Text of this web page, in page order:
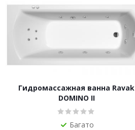
Гидромассажная ванна Ravak
DOMINO II
Багато